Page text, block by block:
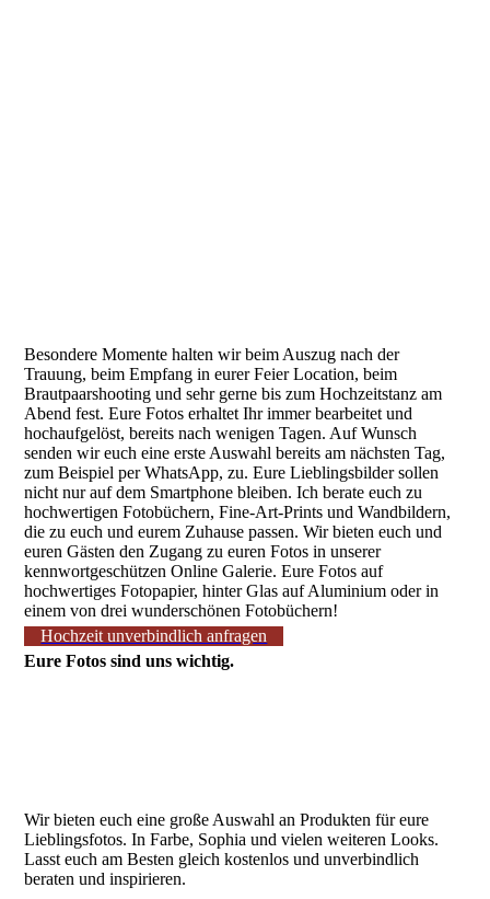
Besondere Momente halten wir beim Auszug nach der
Trauung, beim Empfang in eurer Feier Location, beim
Brautpaarshooting und sehr gerne bis zum Hochzeitstanz am
Abend fest. Eure Fotos erhaltet Ihr immer bearbeitet und
hochaufgelöst, bereits nach wenigen Tagen. Auf Wunsch
senden wir euch eine erste Auswahl bereits am nächsten Tag,
zum Beispiel per WhatsApp, zu. Eure Lieblingsbilder sollen
nicht nur auf dem Smartphone bleiben. Ich berate euch zu
hochwertigen Fotobüchern, Fine-Art-Prints und Wandbildern,
die zu euch und eurem Zuhause passen. Wir bieten euch und
euren Gästen den Zugang zu euren Fotos in unserer
kennwortgeschützen Online Galerie. Eure Fotos auf
hochwertiges Fotopapier, hinter Glas auf Aluminium oder in
einem von drei wunderschönen Fotobüchern!
Hochzeit unverbindlich anfragen
Eure Fotos sind uns wichtig.
Wir bieten euch eine große Auswahl an Produkten für eure
Lieblingsfotos. In Farbe, Sophia und vielen weiteren Looks.
Lasst euch am Besten gleich kostenlos und unverbindlich
beraten und inspirieren.